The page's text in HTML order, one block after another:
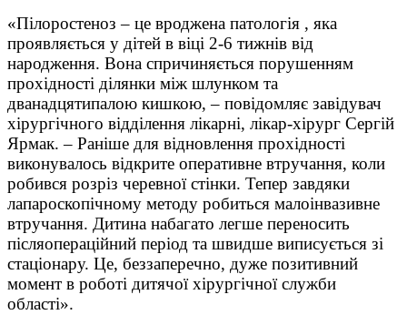
«Пілоростеноз – це вроджена патологія , яка
проявляється у дітей в віці 2-6 тижнів від
народження. Вона спричиняється порушенням
прохідності ділянки між шлунком та
дванадцятипалою кишкою, – повідомляє завідувач
хірургічного відділення лікарні, лікар-хірург Сергій
Ярмак. – Раніше для відновлення прохідності
виконувалось відкрите оперативне втручання, коли
робився розріз черевної стінки. Тепер завдяки
лапароскопічному методу робиться малоінвазивне
втручання. Дитина набагато легше переносить
післяопераційний період та швидше виписується зі
стаціонару. Це, беззаперечно, дуже позитивний
момент в роботі дитячої хірургічної служби
області».